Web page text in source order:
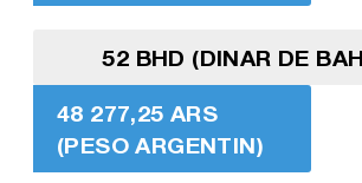
52 BHD (DINAR DE
48 277,25 ARS
(PESO ARGENTIN)